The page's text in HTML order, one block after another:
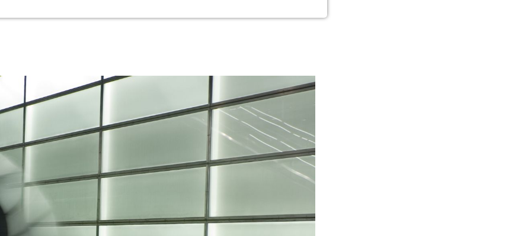
des Benutzers für Cookies auf der aktuellen
wird verhindert, dass das Cookie-Banner bei jedem erneuten
wiederholt angezeigt wird.